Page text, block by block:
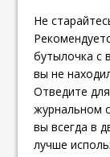
Не
бутылочка с
вы не
Отведите
журнальном
вы всегда в
лучше